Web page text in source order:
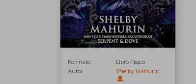
Formato
Libro Físico
Autor
Shelby Mahurin